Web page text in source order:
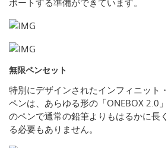
ポートする準備ができています。
無限ペンセット
特別にデザインされたインフィニット
ペンは、あらゆる形の「ONEBOX 2.0
のペンで通常の鉛筆よりもはるかに長
る必要もありません。